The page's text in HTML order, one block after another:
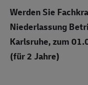
Werden Sie
Niederlassung
Karlsruhe, zum
(für 2 Jahre)